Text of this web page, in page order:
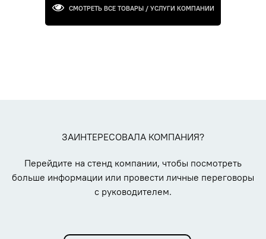
СМОТРЕТЬ ВСЕ ТОВАРЫ / УСЛУГИ КОМПАНИИ
ЗАИНТЕРЕСОВАЛА КОМПАНИЯ?
Перейдите на стенд компании, чтобы посмотреть
больше информации или провести личные переговоры
с руководителем.